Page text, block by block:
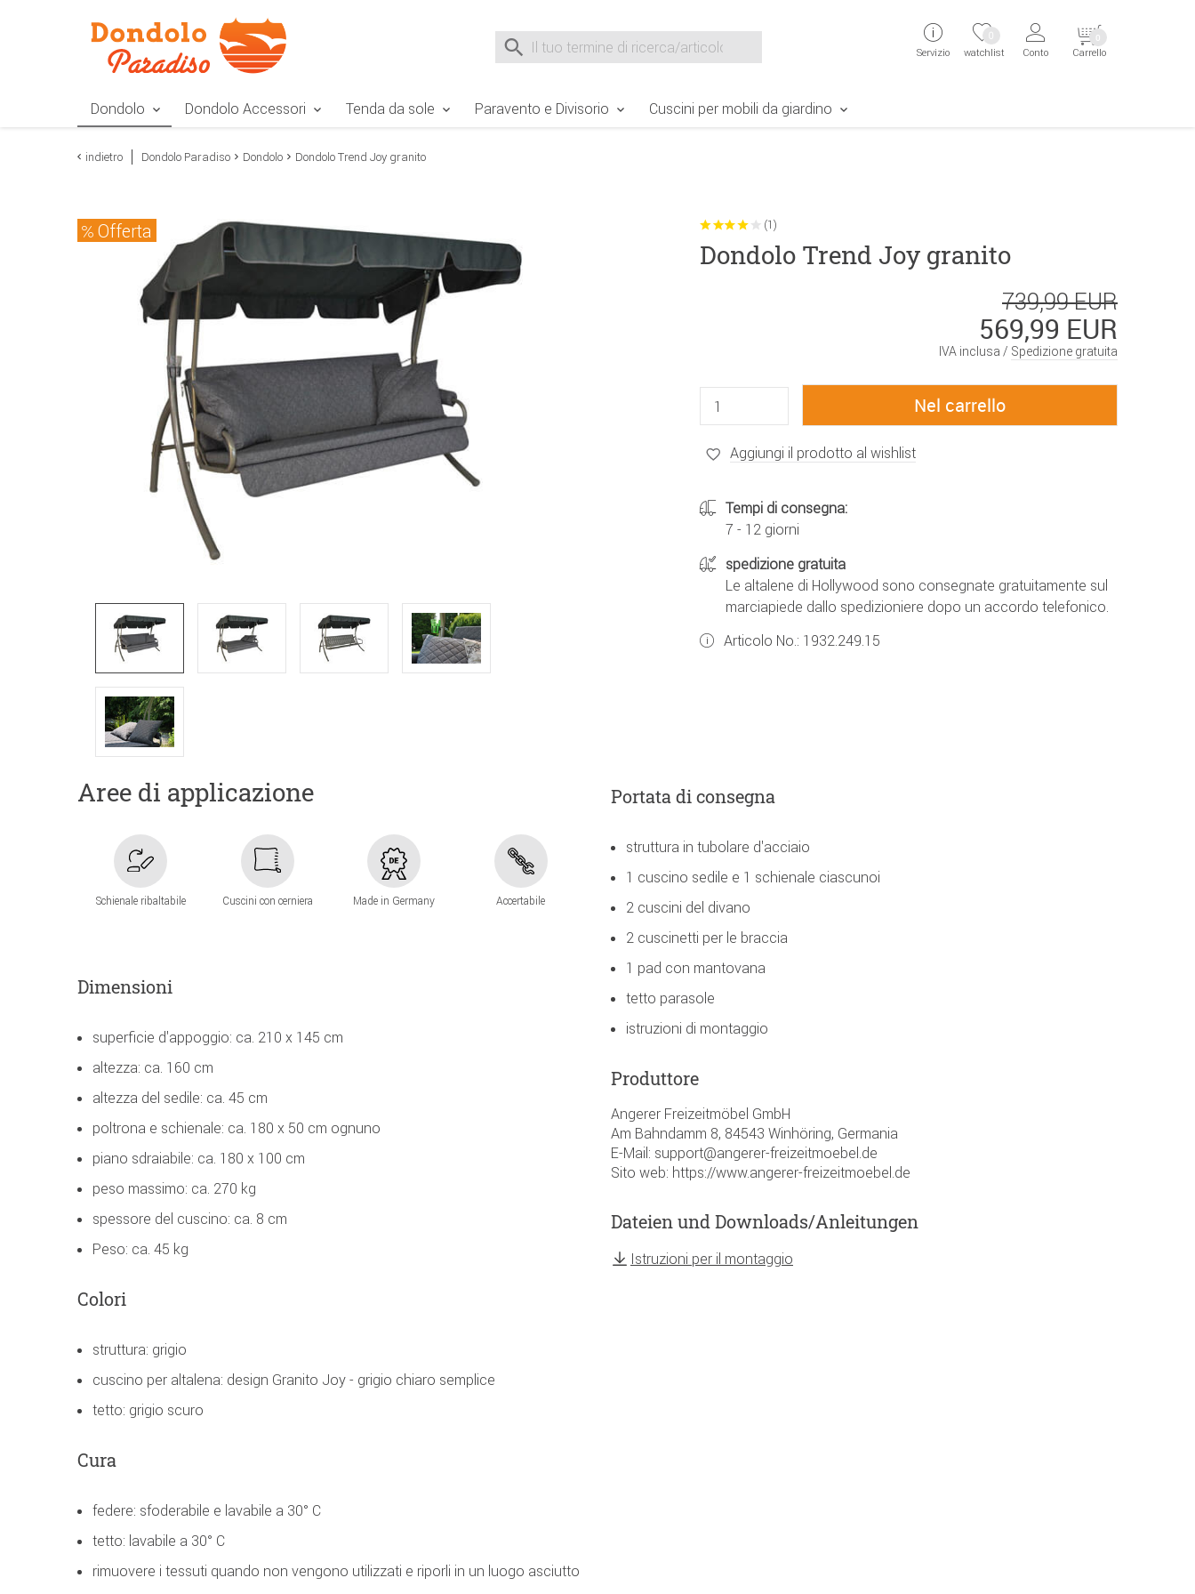
Suche nach
Servizio watchlist
0
Conto Carrello
0
Dondolo Dondolo Accessori Tenda da sole Paravento e Divisorio Cuscini per mobili da giardino
indietro Dondolo Paradiso Dondolo Dondolo Trend Joy granito
Offerta (1)
Dondolo Trend Joy granito
739,99 EUR
569,99 EUR
IVA inclusa / Spedizione gratuita
Aggiungi il prodotto al wishlist
Tempi di consegna:
7 - 12 giorni
spedizione gratuita
Le altalene di Hollywood sono consegnate gratuitamente sul
marciapiede dallo spedizioniere dopo un accordo telefonico.
Articolo No.: 1932.249.15
Aree di applicazione
Schienale ribaltabile Cuscini con cerniera Made in Germany Accertabile
Dimensioni
superficie d'appoggio: ca. 210 x 145 cm
altezza: ca. 160 cm
altezza del sedile: ca. 45 cm
poltrona e schienale: ca. 180 x 50 cm ognuno
piano sdraiabile: ca. 180 x 100 cm
peso massimo: ca. 270 kg
spessore del cuscino: ca. 8 cm
Peso: ca. 45 kg
Colori
struttura: grigio
cuscino per altalena: design Granito Joy - grigio chiaro semplice
tetto: grigio scuro
Cura
federe: sfoderabile e lavabile a 30° C
tetto: lavabile a 30° C
rimuovere i tessuti quando non vengono utilizzati e riporli in un luogo asciutto
Portata di consegna
struttura in tubolare d'acciaio
1 cuscino sedile e 1 schienale ciascunoi
2 cuscini del divano
2 cuscinetti per le braccia
1 pad con mantovana
tetto parasole
istruzioni di montaggio
Produttore
Angerer Freizeitmöbel GmbH
Am Bahndamm 8, 84543 Winhöring, Germania
E-Mail: support@angerer-freizeitmoebel.de
Sito web: https://www.angerer-freizeitmoebel.de
Dateien und Downloads/Anleitungen
Istruzioni per il montaggio